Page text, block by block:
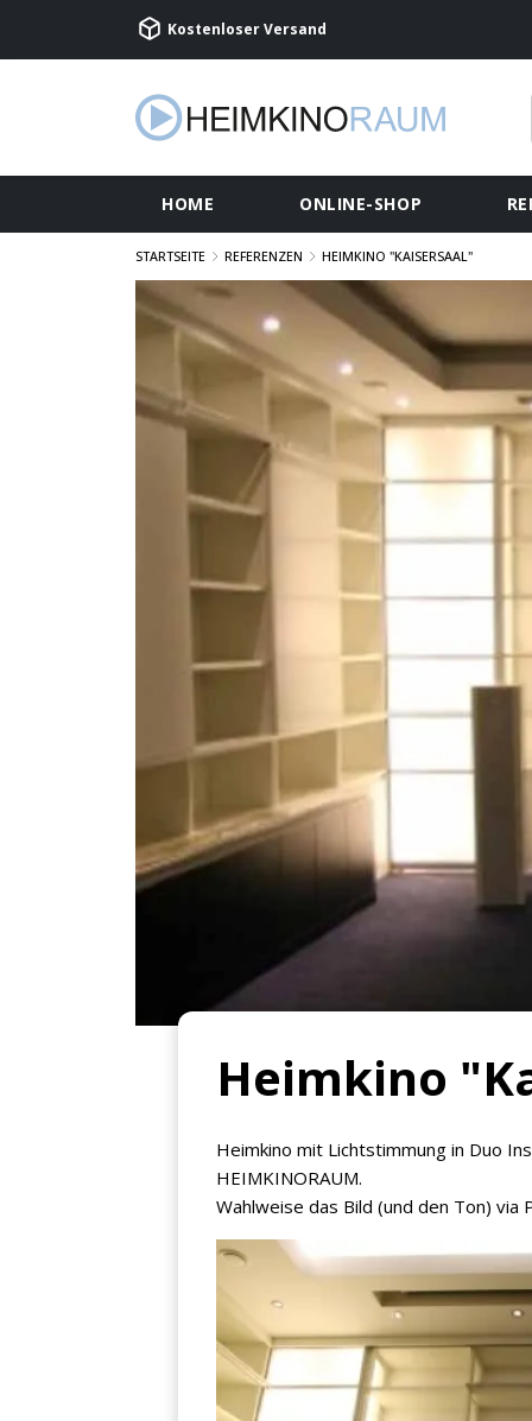
Kostenloser Versand
HOME ONLINE-SHOP
STARTSEITE REFERENZEN HEIMKINO "KAISERSAAL"
Heimkino
Heimkino mit Lichtstimmung in Duo
HEIMKINORAUM.
Wahlweise das Bild (und den Ton) via